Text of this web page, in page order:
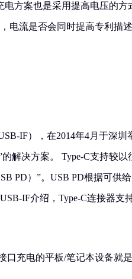
方案也是采用提高电压的方
电流是否会同时提高专利描述
IF），在2014年4月于深圳
的解决方案。 Type-C支持较
PD）”。USB PD根据可供
IF介绍，Type-C连接器支
口充电的平板/笔记本设备就